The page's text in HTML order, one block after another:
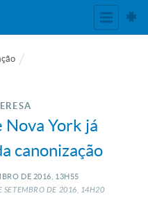
Nova York já
canonização
DE 2016, 13H55
SETEMBRO DE 2016, 14H20